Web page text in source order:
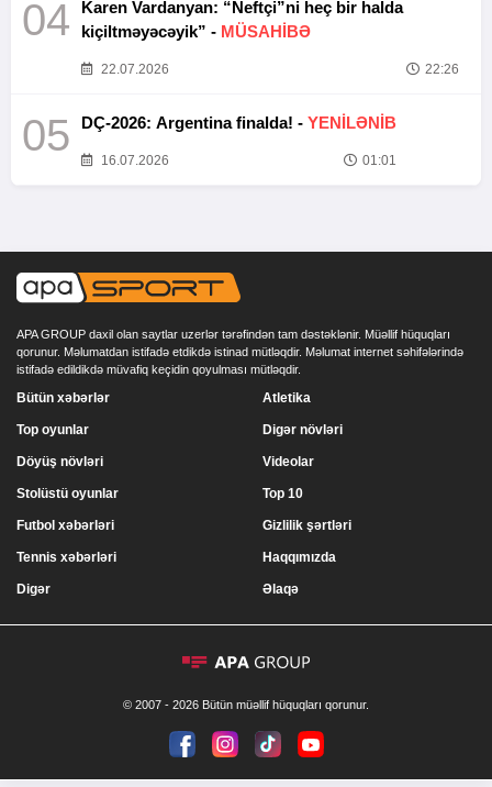
04
Karen Vardanyan: “Neftçi”ni heç bir halda
kiçiltməyəcəyik” - MÜSAHİBƏ
22.07.2026 22:26
05 DÇ-2026: Argentina finalda! - YENİLƏNİB
16.07.2026 01:01
APA GROUP daxil olan saytlar uzerlər tərəfindən tam dəstəklənir. Müəllif hüquqları
qorunur. Məlumatdan istifadə etdikdə istinad mütləqdir. Məlumat internet səhifələrində
istifadə edildikdə müvafiq keçidin qoyulması mütləqdir.
Bütün xəbərlər
Top oyunlar
Döyüş növləri
Stolüstü oyunlar
Atletika
Digər növləri
Videolar
Top 10
Futbol xəbərləri
Tennis xəbərləri
Digər
Gizlilik şərtləri
Haqqımızda
Əlaqə
© 2007 - 2026 Bütün müəllif hüquqları qorunur.